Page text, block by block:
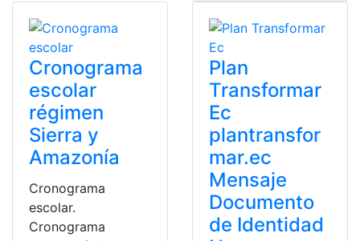
Cronograma
escolar
régimen
Sierra y
Amazonía
Cronograma
escolar.
Cronograma
Plan
Transformar
Ec
plantransfor
mar.ec
Mensaje
Documento
de Identidad